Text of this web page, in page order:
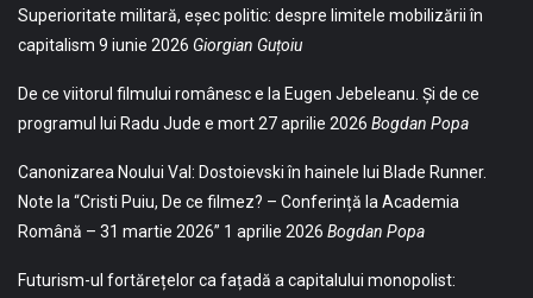
Superioritate militară, eșec politic: despre limitele mobilizării în
capitalism 9 iunie 2026 Giorgian Guțoiu
De ce viitorul filmului românesc e la Eugen Jebeleanu. Și de ce
programul lui Radu Jude e mort27 aprilie 2026 Bogdan Popa
Canonizarea Noului Val: Dostoievski în hainele lui Blade Runner.
Note la “Cristi Puiu, De ce filmez? – Conferință la Academia
Română – 31 martie 2026” 1 aprilie 2026 Bogdan Popa
Futurism-ul fortărețelor ca fațadă a capitalului monopolist: